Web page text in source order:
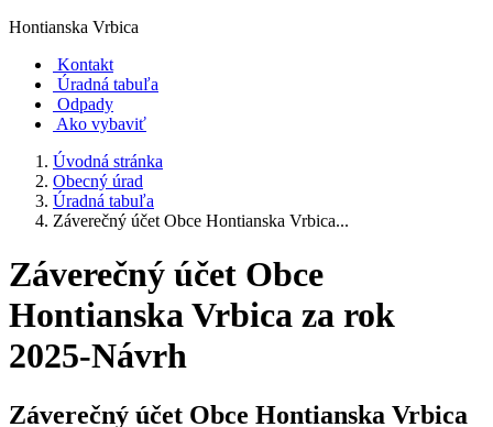
Hontianska Vrbica
Kontakt
Úradná tabuľa
Odpady
Ako vybaviť
Úvodná stránka
Obecný úrad
Úradná tabuľa
Záverečný účet Obce Hontianska Vrbica...
Záverečný účet Obce
Hontianska Vrbica za rok
2025-Návrh
Záverečný účet Obce Hontianska Vrbica